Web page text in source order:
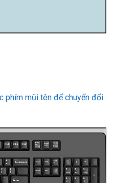
phím mũi tên để chuyển đổi